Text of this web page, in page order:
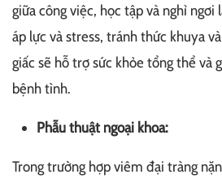
giữa công việc, học tập và nghỉ ngơi
áp lực và stress, tránh thức khuya
giấc sẽ hỗ trợ sức khỏe tổng thể và
bệnh tình.
Phẫu thuật ngoại khoa:
Trong trường hợp viêm đại tràng